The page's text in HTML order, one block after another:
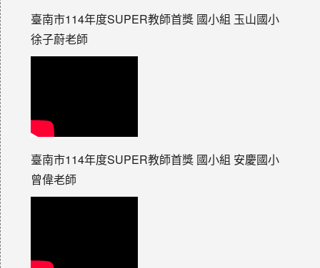
臺南市114年度SUPER教師首獎 國小組 玉山國小
徐子蔚老師
臺南市114年度SUPER教師首獎 國小組 安慶國小
曾偉老師